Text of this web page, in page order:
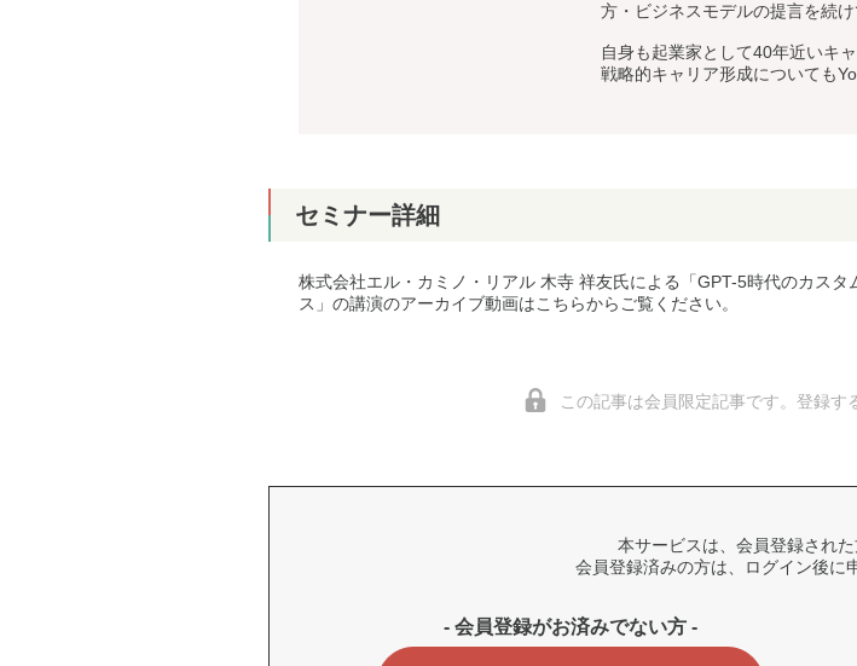
方・ビジネスモデルの提言を続け
自身も起業家として40年近いキ
戦略的キャリア形成についても
セミナー詳細
株式会社エル・カミノ・リアル 木寺 祥友氏による「GPT-5時代のカス
ス」の講演のアーカイブ動画はこちらからご覧ください。
この記事は会員限定記事です。登録す
本サービスは、会員登録された
会員登録済みの方は、ログイン後に
- 会員登録がお済みでない方 -